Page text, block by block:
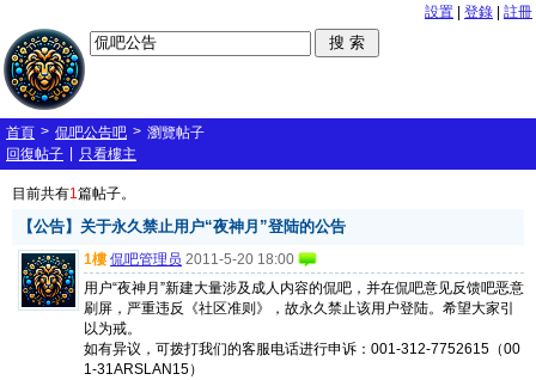
設置 登錄 註冊
首頁 > 侃吧公告吧 > 瀏覽帖子
回復帖子
只看樓主
目前共有1篇帖子。
【公告】关于永久禁止用户“夜神月”登陆的公告
1樓 侃吧管理员 2011-5-20 18:00
用户“夜神月”新建大量涉及成人内容的侃吧，并在侃吧意见反馈吧恶意
刷屏，严重违反《社区准则》，故永久禁止该用户登陆。希望大家引
以为戒。
如有异议，可拨打我们的客服电话进行申诉：001-312-7752615（00
1-31ARSLAN15）